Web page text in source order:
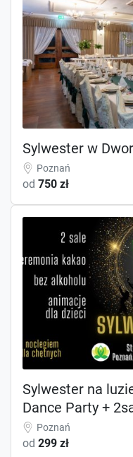
Sylwester w
Poznań
od 750 zł
Sylwester na
Dance Party +
Poznań
od 299 zł